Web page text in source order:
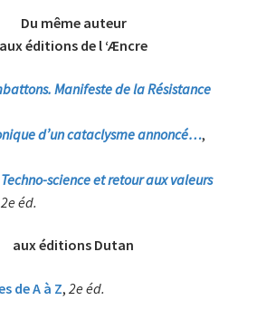
Du même auteur
aux éditions de l ‘Æncre
Manifeste de la Résistance
d’un cataclysme annoncé…,
science et retour aux valeurs
éd.
aux éditions Dutan
de A à Z, 2e éd.